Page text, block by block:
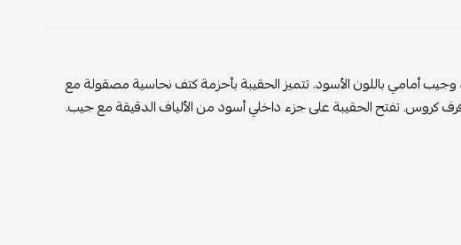
أمامي باللون الأسود. تتميز الحقيبة بأحزمة كتف نحاسية مصقولة مع
تفتح الحقيبة على جزء داخلي أسود من الألياف الدقيقة مع جيب.